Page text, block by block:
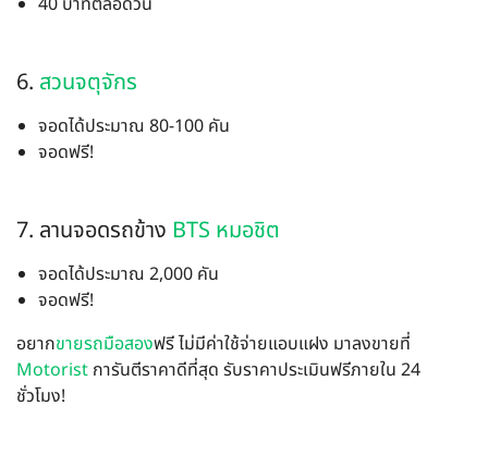
6. สวนจตุจักร
จอดได้ประมาณ 80-100 คัน
จอดฟรี!
7. ลานจอดรถข้าง BTS หมอชิต
จอดได้ประมาณ 2,000 คัน
จอดฟรี!
อยากขายรถมือสองฟรี ไม่มีค่าใช้จ่ายแอบแฝง มาลงขายที่
Motorist การันตีราคาดีที่สุด รับราคาประเมินฟรีภายใน 24
ชั่วโมง!